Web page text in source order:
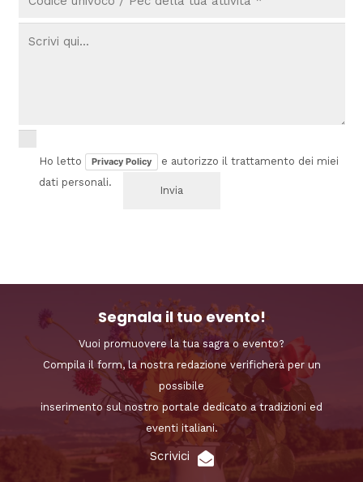
Ho letto Privacy Policy
e autorizzo il trattamento dei miei
dati personali.
Segnala il tuo evento!
Vuoi promuovere la tua sagra o evento?
Compila il form, la nostra redazione verificherà per un
possibile
inserimento sul nostro portale dedicato a tradizioni ed
eventi italiani.
Scrivici